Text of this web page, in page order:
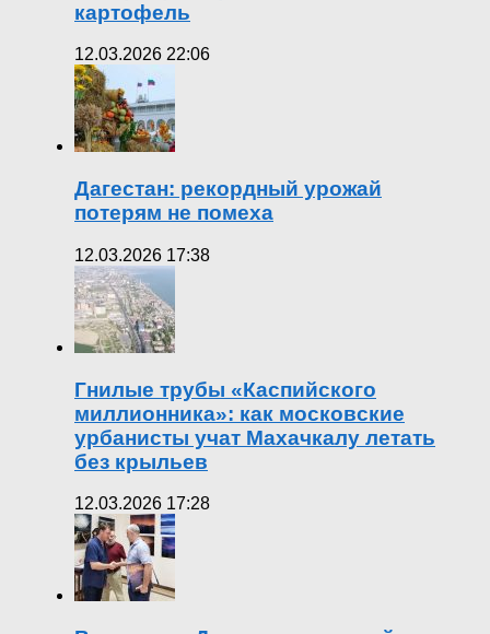
картофель
12.03.2026 22:06
Дагестан: рекордный урожай
потерям не помеха
12.03.2026 17:38
Гнилые трубы «Каспийского
миллионника»: как московские
урбанисты учат Махачкалу летать
без крыльев
12.03.2026 17:28